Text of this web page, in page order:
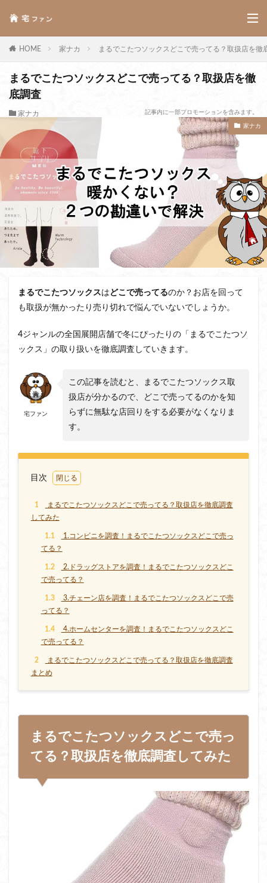
HOME 家ナカ まるでこたつソックスどこで売ってる？取扱店を徹
まるでこたつソックスどこで売ってる？取扱店を徹
底調査
家ナカ 記事内に一部プロモーションを含みます。
家ナカ
まるでこたつソックスは どこで売ってるのか？お店を回って
も取扱が無かったり売り切れで悩んでいないでしょうか。
4ジャンルの全国展開店舗で冬にぴったりの「まるでこたつソ
ックス」の取り扱いを徹底調査していきます。
宅ファン
この記事を読むと、まるでこたつソックス取
扱店が分かるので、どこで売ってるのかを知
らずに無駄な店回りをする必要がなくなりま
す。
目次
1
まるでこたつソックスどこで売ってる？取扱店を徹底調査
してみた
1.1
1.コンビニを調査！まるでこたつソックスどこで売っ
てる？
1.2
2.ドラッグストアを調査！まるでこたつソックスどこ
で売ってる？
1.3
3.チェーン店を調査！まるでこたつソックスどこで売
ってる？
1.4
4.ホームセンターを調査！まるでこたつソックスどこ
で売ってる？
2
まるでこたつソックスどこで売ってる？取扱店を徹底調査
まとめ
まるでこたつソックスどこで売っ
てる？取扱店を徹底調査してみた